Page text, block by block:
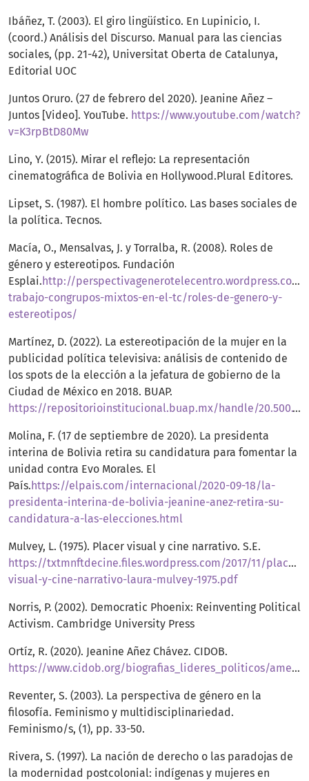
Ibáñez, T. (2003). El giro lingüístico. En Lupinicio, I.
(coord.) Análisis del Discurso. Manual para las ciencias
sociales, (pp. 21-42), Universitat Oberta de Catalunya,
Editorial UOC
Juntos Oruro. (27 de febrero del 2020). Jeanine Añez –
Juntos [Video]. YouTube. https://www.youtube.com/watch?
v=K3rpBtD80Mw
Lino, Y. (2015). Mirar el reflejo: La representación
cinematográfica de Bolivia en Hollywood.Plural Editores.
Lipset, S. (1987). El hombre político. Las bases sociales de
la política. Tecnos.
Macía, O., Mensalvas, J. y Torralba, R. (2008). Roles de
género y estereotipos. Fundación
Esplai. http://
trabajo-congrupos-mixtos-en-el-tc/roles-de-genero-y-
estereotipos/
Martínez, D. (2022). La estereotipación de la mujer en la
publicidad política televisiva: análisis de contenido de
los spots de la elección a la jefatura de gobierno de la
Ciudad de México en 2018. BUAP.
https://repositorioinstitucional.buap.mx/handle/20.500.12371/16162
Molina, F. (17 de septiembre de 2020). La presidenta
interina de Bolivia retira su candidatura para fomentar la
unidad contra Evo Morales. El
País. https://elpais.com/internacional/2020-09-18/la-
presidenta-interina-de-bolivia-jeanine-anez-retira-su-
candidatura-a-las-elecciones.html
Mulvey, L. (1975). Placer visual y cine narrativo. S.E.
https://txtmnftdecine.files.wordpress.com/2017/11/placer-
visual-y-cine-narrativo-laura-mulvey-1975.pdf
Norris, P. (2002). Democratic Phoenix: Reinventing Political
Activism. Cambridge University Press
Ortíz, R. (2020). Jeanine Añez Chávez. CIDOB.
https://www.cidob.org/biografias_lideres_politicos/america_del_sur/bolivia/jeanine_anez_chavez
Reventer, S. (2003). La perspectiva de género en la
filosofía. Feminismo y multidisciplinariedad.
Feminismo/s, (1), pp. 33-50.
Rivera, S. (1997). La nación de derecho o las paradojas de
la modernidad postcolonial: indígenas y mujeres en